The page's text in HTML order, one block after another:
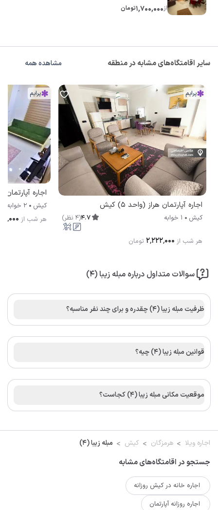
از1,700,000تومان
سایر اقامتگاه‌های مشابه در منطقه مشاهده همه
پرایم
اجاره آپارتمان هراز (واحد 5) کیش
کیش 1 خوابه 4.7
(
4 نظر)
هر شب از ۲٬۲۲۲٬۰۰۰ تومان
پرایم
اجاره
کیش
2 خوابه
هر شب از
سوالات متداول درباره مبله زیبا (4)
ظرفیت مبله زیبا (4) چقدره و برای چند نفر مناسبه؟
قوانین مبله زیبا (4) چیه؟
موقعیت مکانی مبله زیبا (4) کجاست؟
اجاره ویلا هرمزگان کیش مبله زیبا (4)
جستجو در اقامتگاه‌های مشابه
اجاره خانه در کیش روزانه
اجاره روزانه آپارتمان